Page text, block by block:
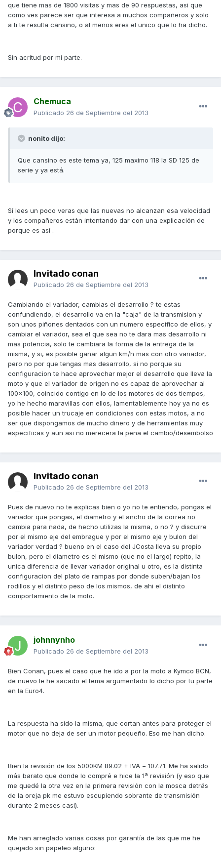
que tiene mas de 1800 visitas y mas de 90 respuestas, asi que
como ves parece ser que interesa a muchos compañeros y solo
a ti te resulta cansino, o al menos eres el unico que lo ha dicho.
Sin acritud por mi parte.
Chemuca
Publicado 26 de Septiembre del 2013
nonito dijo:
Que cansino es este tema ya, 125 maximo 118 la SD 125 de
serie y ya está.
Sí lees un poco veras que las nuevas no alcanzan esa velocidad
y los compañeros están intentando dar con una explicación de
porque es así .
Invitado conan
Publicado 26 de Septiembre del 2013
Cambiando el variador, cambias el desarrollo ? te estas
confundiendo, el desarrollo va en la "caja" de la transmision y
son unos piñones dentados con un numero especifico de ellos, y
cambiar el variador, sea el que sea no te dara mas desarrollo ni
mas potencia, solo te cambiara la forma de la entrega de la
misma, y si, es posible ganar algun km/h mas con otro variador,
pero no por que tengas mas desarrollo, si no porque su
configuracion te hace aprovechar mejor el desarrollo que lleva la
moto y que el variador de origen no es capaz de aprovechar al
100x100, coincido contigo en lo de los motores de dos tiempos,
yo he hecho maravillas con ellos, lamentablemente hoy ya no es
posible hacer un trucaje en condiciones con estas motos, a no
ser que dispongamos de mucho dinero y de herramientas muy
especificas y aun asi no merecera la pena el cambio/desembolso
Invitado conan
Publicado 26 de Septiembre del 2013
Pues de nuevo no te explicas bien o yo no te entiendo, pongas el
variador que pongas, el diametro y el ancho de la correa no
cambia para nada, de hecho utilizas la misma, o no ? y discurre
por el mismo eje del embrague y por el mismo eje y bulon del
variador verdad ? bueno en el caso del JCosta lleva su propio
bulon, pero el diametro es el mismo (que no el largo) repito, la
unica diferencia de llevar variador original u otro, es la distinta
configuracion del plato de rampas por donde suben/bajan los
rodillos y el distinto peso de los mismos, de ahi el distinto
comportamiento de la moto.
johnnynho
Publicado 26 de Septiembre del 2013
Bien Conan, pues el caso que he ido a por la moto a Kymco BCN,
de nuevo le he sacado el tema argumentado lo dicho por tu parte
en la Euro4.
La respuesta ha sido la misma, que cortan antes para proteger el
motor que no deja de ser un motor pequeño. Eso me han dicho.
Bien la revisión de los 5000KM 89.02 + IVA = 107.71. Me ha salido
más barato que donde lo compré e hice la 1ª revisión (y eso que
me quedé la otra vez en la primera revisión con la mosca detrás
de la oreja pk me estuvo escupiendo sobrante de transmisión
durante 2 meses casi).
Me han arreglado varias cosas por garantía de las que me he
quejado sin papeleo alguno: